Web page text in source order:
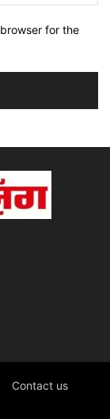
for the
Contact us